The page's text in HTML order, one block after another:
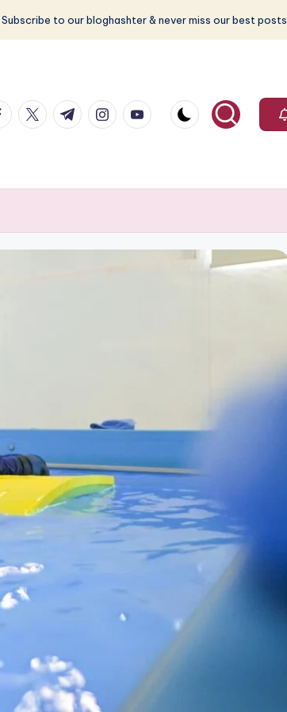
Subscribe to our bloghashter & never miss our best posts.
twitter.com
t.me instagram.com
youtube.com